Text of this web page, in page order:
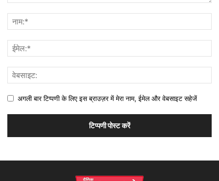
अगली बार टिप्पणी के लिए इस ब्राउज़र में मेरा नाम, ईमेल और वेबसाइट सहेजें